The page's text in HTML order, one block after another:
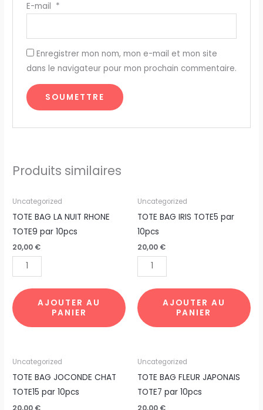
E-mail *
Enregistrer mon nom, mon e-mail et mon site
dans le navigateur pour mon prochain commentaire.
Produits similaires
Uncategorized
TOTE BAG LA NUIT RHONE
TOTE9 par 10pcs
20,00 €
quantité
de
TOTE
BAG
LA
NUIT
RHONE
TOTE9
par
10pcs
AJOUTER AU
PANIER
Uncategorized
TOTE BAG IRIS TOTE5 par
10pcs
20,00 €
quantité
de
TOTE
BAG
IRIS
TOTE5
10pcs
AJOUTER AU
PANIER
Uncategorized
TOTE BAG JOCONDE CHAT
TOTE15 par 10pcs
20,00 €
quantité
de
TOTE
Uncategorized
TOTE BAG FLEUR JAPONAIS
TOTE7 par 10pcs
20,00 €
quantité
de
TOTE